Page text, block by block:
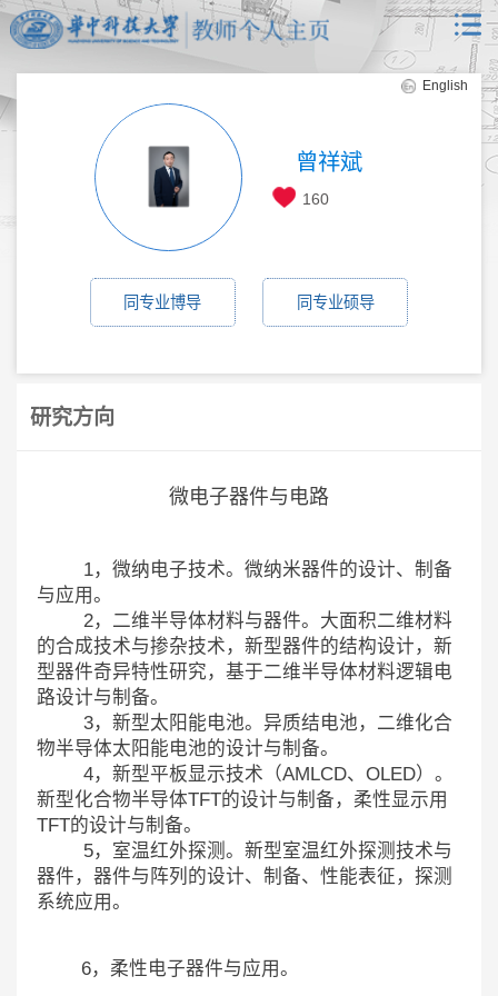
English
曾祥斌
160
同专业博导 同专业硕导
研究方向
微电子器件与电路
1，微纳电子技术。微纳米器件的设计、制备
与应用。
2，二维半导体材料与器件。大面积二维材料
的合成技术与掺杂技术，新型器件的结构设计，新
型器件奇异特性研究，基于二维半导体材料逻辑电
路设计与制备。
3，新型太阳能电池。异质结电池，二维化合
物半导体太阳能电池的设计与制备。
4，新型平板显示技术（AMLCD、OLED）。
新型化合物半导体TFT的设计与制备，柔性显示用
TFT的设计与制备。
5，室温红外探测。新型室温红外探测技术与
器件，器件与阵列的设计、制备、性能表征，探测
系统应用。
6，柔性电子器件与应用。